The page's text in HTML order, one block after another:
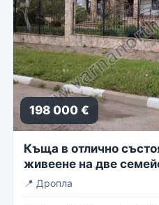
198 000 €
Къща в отлично
живеене на две
📍 Дропла